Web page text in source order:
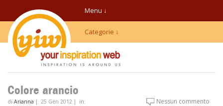
Menu ↓
Categorie ↓
Colore arancio
di Arianna | 25 Gen 2012 | in: Nessun commento